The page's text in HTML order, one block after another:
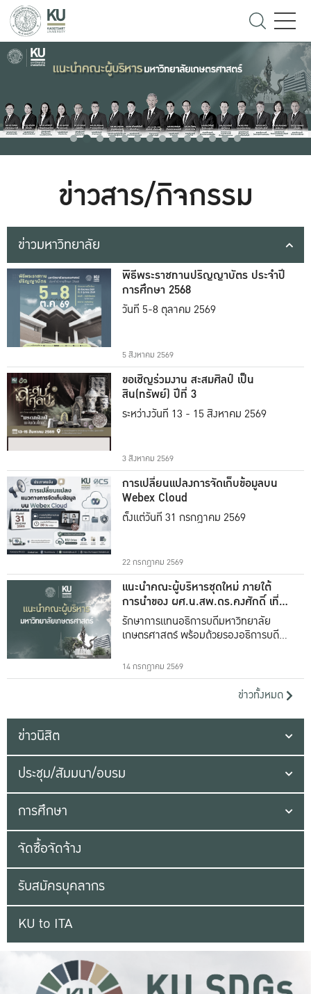
ข่าวสาร/กิจกรรม
ข่าวมหาวิทยาลัย
พิธีพระราชทานปริญญาบัตร ประจำปี
การศึกษา 2568
วันที่ 5-8 ตุลาคม 2569
5 สิงหาคม 2569
ขอเชิญร่วมงาน สะสมศิลป์ เป็น
สิน(ทรัพย์) ปีที่ 3
ระหว่างวันที่ 13 - 15 สิงหาคม 2569
3 สิงหาคม 2569
การเปลี่ยนแปลงการจัดเก็บข้อมูลบน
Webex Cloud
ตั้งแต่วันที่ 31 กรกฎาคม 2569
22 กรกฎาคม 2569
แนะนำคณะผู้บริหารชุดใหม่ ภายใต้
การนำของ ผศ.น.สพ.ดร.คงศักดิ์ เที่ยง
ธรรม
รักษาการแทนอธิการบดีมหาวิทยาลัย
เกษตรศาสตร์ พร้อมด้วยรองอธิการบดีทั้ง
14 กรกฎาคม 2569
ข่าวทั้งหมด
ข่าวนิสิต
ประชุม/สัมมนา/อบรม
การศึกษา
จัดซื้อจัดจ้าง
รับสมัครบุคลากร
KU to ITA